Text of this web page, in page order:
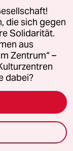
die sich gegen
Solidarität.
aus
Zentrum“ –
dabei?